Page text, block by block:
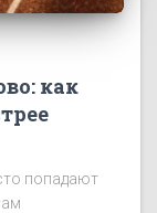
как
попадают